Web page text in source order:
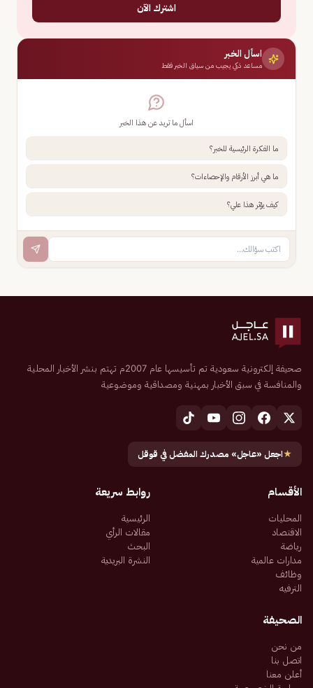
اشترك الآن
اسأل الخبر
مساعد ذكي يجيب من سياق الخبر فقط
اسأل ما تريد عن هذا الخبر
ما الفكرة الرئيسية للخبر؟
ما هي أبرز الأرقام والإحصاءات؟
كيف يؤثر هذا علي؟
صحيفة إلكترونية سعودية تم تأسيسها عام 2007م تهتم بنشر الأخبار المحلية
والمنافسة في سبق الأخبار بمهنية ومصداقية وموضوعية
★اجعل «عاجل» مصدرك المفضل في قوقل
الأقسام
المحليات
الاقتصاد
رياضة
مدارات عالمية
وظائف
الترفيه
روابط سريعة
الرئيسية
مقالات الرأي
البحث
النشرة البريدية
الصحيفة
من نحن
اتصل بنا
أعلن معنا